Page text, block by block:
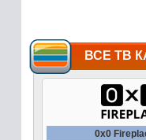
ВСЕ ТВ
0x0